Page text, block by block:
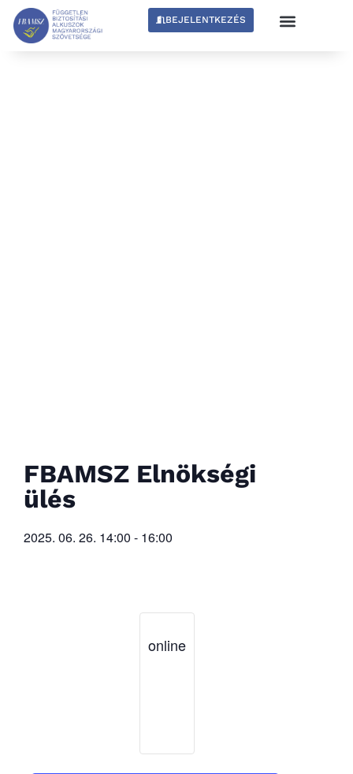
BEJELENTKEZÉS
FBAMSZ Elnökségi
ülés
2025. 06. 26. 14:00 - 16:00
online